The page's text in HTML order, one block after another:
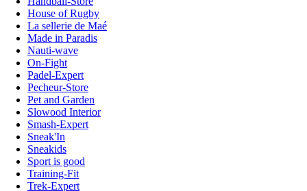
House of Rugby
La sellerie de Maé
Made in Paradis
Nauti-wave
On-Fight
Padel-Expert
Pecheur-Store
Pet and Garden
Slowood Interior
Smash-Expert
Sneak'In
Sneakids
Sport is good
Training-Fit
Trek-Expert